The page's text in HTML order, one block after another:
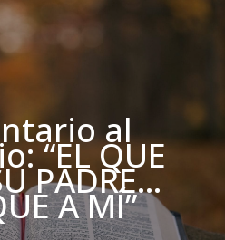
al
“EL QUE
PADRE…
A MÍ”